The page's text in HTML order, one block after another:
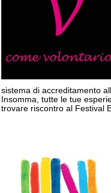
sistema di accreditamento
Insomma, tutte le tue
trovare riscontro al Festival